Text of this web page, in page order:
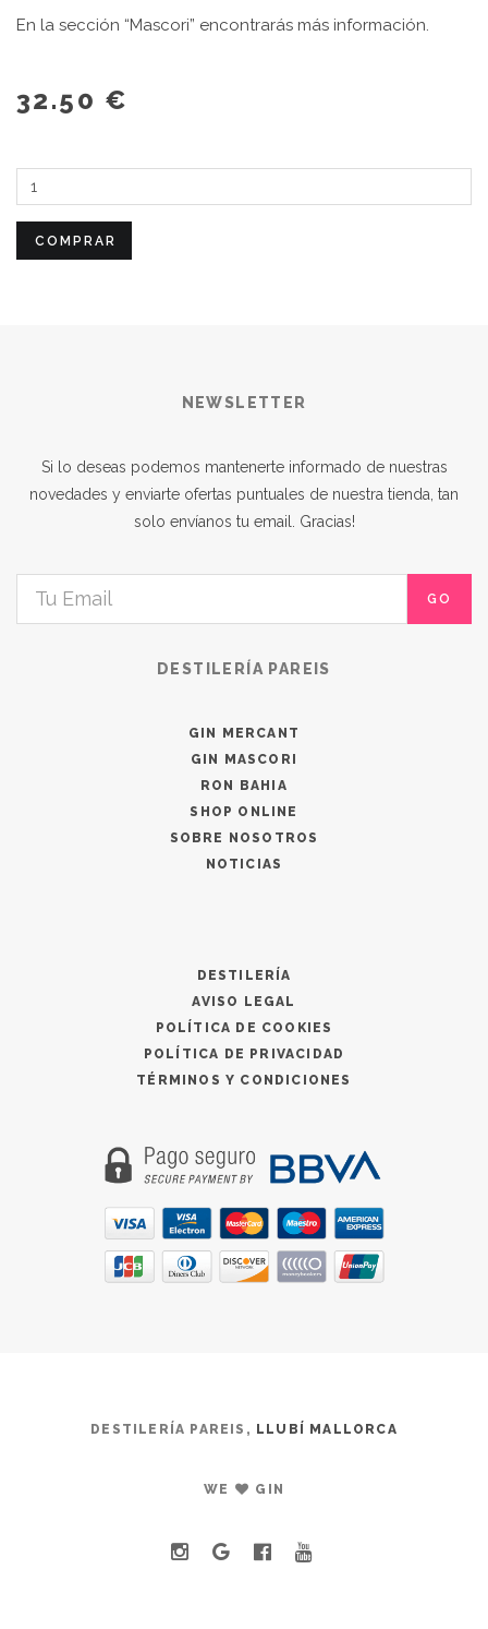
En la sección “Mascori” encontrarás más información.
32.50 €
COMPRAR
NEWSLETTER
Si lo deseas podemos mantenerte informado de nuestras
novedades y enviarte ofertas puntuales de nuestra tienda, tan
solo envíanos tu email. Gracias!
GO
DESTILERÍA PAREIS
GIN MERCANT
GIN MASCORI
RON BAHIA
SHOP ONLINE
SOBRE NOSOTROS
NOTICIAS
DESTILERÍA
AVISO LEGAL
POLÍTICA DE COOKIES
POLÍTICA DE PRIVACIDAD
TÉRMINOS Y CONDICIONES
DESTILERÍA PAREIS, LLUBÍ MALLORCA
WE GIN